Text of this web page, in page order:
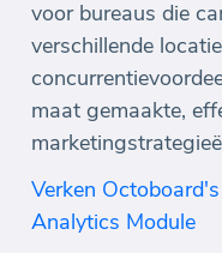
voor bureaus die
verschillende
maat gemaakte,
Verken
Analytics Module